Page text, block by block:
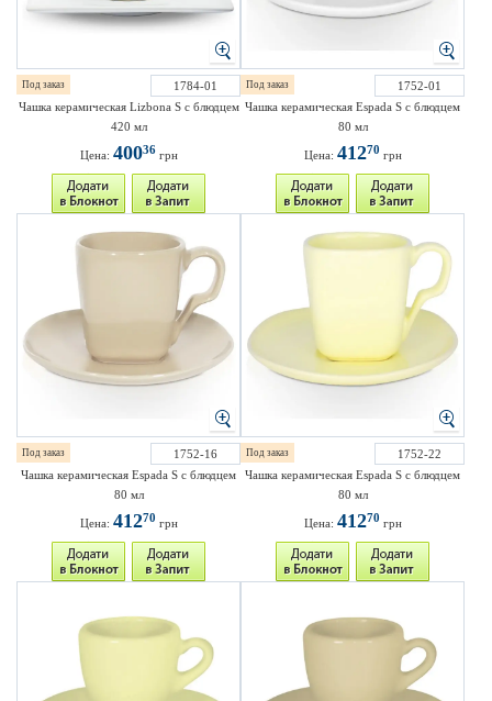
Под заказ
1784-01
Чашка керамическая Lizbona S с блюдцем
420 мл
Цена: 40036грн
Под заказ
1752-01
Чашка керамическая Espada S с блюдцем
80 мл
Цена: 41270 грн
Под заказ
1752-16
Чашка керамическая Espada S с блюдцем
80 мл
Цена: 41270 грн
Под заказ
1752-22
Чашка керамическая Espada S с блюдцем
80 мл
Цена: 41270 грн